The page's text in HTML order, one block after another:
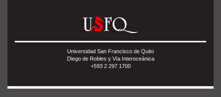
Universidad San Francisco de Quito
Diego de Robles y Vía Interoceánica
+593 2 297 1700